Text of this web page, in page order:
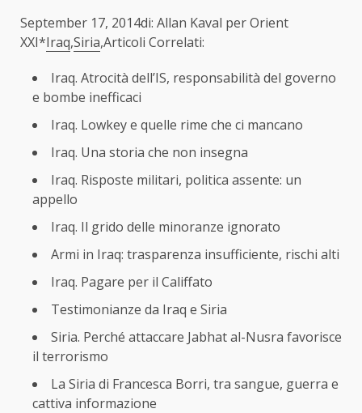
September 17, 2014di: Allan Kaval per Orient
XXI*Iraq,Siria,Articoli Correlati:
Iraq. Atrocità dell’IS, responsabilità del governo
e bombe inefficaci
Iraq. Lowkey e quelle rime che ci mancano
Iraq. Una storia che non insegna
Iraq. Risposte militari, politica assente: un
appello
Iraq. Il grido delle minoranze ignorato
Armi in Iraq: trasparenza insufficiente, rischi alti
Iraq. Pagare per il Califfato
Testimonianze da Iraq e Siria
Siria. Perché attaccare Jabhat al-Nusra favorisce
il terrorismo
La Siria di Francesca Borri, tra sangue, guerra e
cattiva informazione